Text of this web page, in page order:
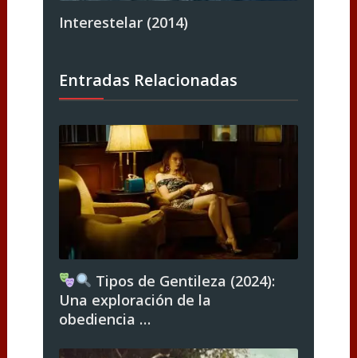
Interestelar (2014)
Entradas Relacionadas
Tipos de Gentileza (2024):
Una exploración de la
obediencia …